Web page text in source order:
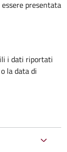
presentata
i dati riportati
la data di